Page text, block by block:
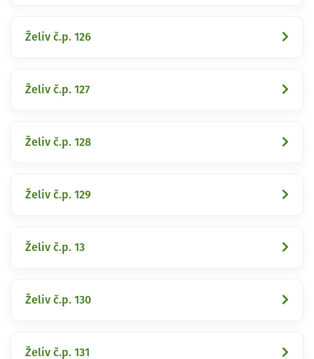
Želiv č.p. 126
Želiv č.p. 127
Želiv č.p. 128
Želiv č.p. 129
Želiv č.p. 13
Želiv č.p. 130
Želiv č.p. 131